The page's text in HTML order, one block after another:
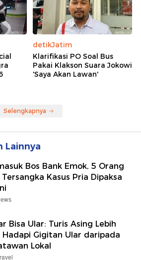
detikJatim
Klarifikasi PO Soal Bus
Pakai Klakson Suara Jokowi
'Saya Akan Lawan'
Selengkapnya
Lainnya
Bos Bank Emok, 5 Orang
Kasus Pria Dipaksa
Bisa Ular: Turis Asing Lebih
Hadapi Gigitan Ular daripada
Lokal